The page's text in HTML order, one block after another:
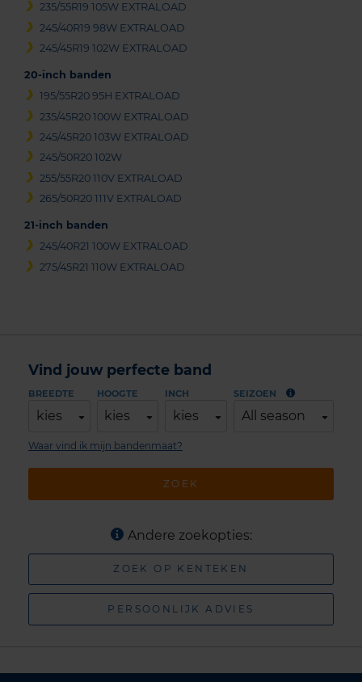
235/55R19 105W EXTRALOAD
245/40R19 98W EXTRALOAD
245/45R19 102W EXTRALOAD
20-inch banden
195/55R20 95H EXTRALOAD
235/45R20 100W EXTRALOAD
245/45R20 103W EXTRALOAD
245/50R20 102W
255/55R20 110V EXTRALOAD
265/50R20 111V EXTRALOAD
21-inch banden
245/40R21 100W EXTRALOAD
275/45R21 110W EXTRALOAD
Vind jouw perfecte band
BREEDTE
kies
HOOGTE
kies
INCH
kies
SEIZOEN
All season
ZOEK
Waar vind ik mijn bandenmaat?
Andere zoekopties:
ZOEK OP KENTEKEN
PERSOONLIJK ADVIES